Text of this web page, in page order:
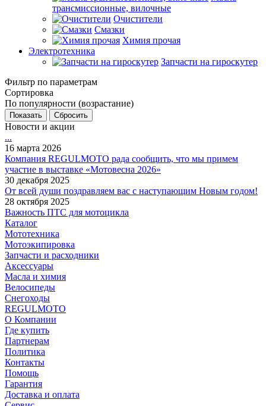
трансмиссионные, вилочные
Очистители
Смазки
Химия прочая
Электротехника
Запчасти на гироскутер
Фильтр по параметрам
Сортировка
По популярности (возрастание)
Сбросить
Новости и акции
...
16 марта 2026
Компания REGULMOTO рада сообщить, что мы примем
участие в выставке «Мотовесна 2026»
30 декабря 2025
От всей души поздравляем вас с наступающим Новым годом!
28 октября 2025
Важность ПТС для мотоцикла
Каталог
Мототехника
Мотоэкипировка
Запчасти и расходники
Аксессуары
Масла и химия
Велосипеды
Снегоходы
REGULMOTO
О Компании
Где купить
Партнерам
Политика
Контакты
Помощь
Гарантия
Доставка и оплата